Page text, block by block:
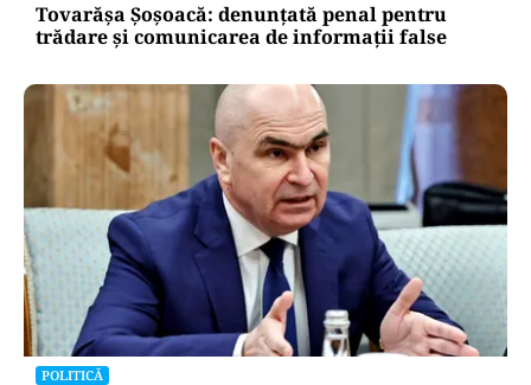
Tovarășa Șoșoacă: denunțată penal pentru
trădare și comunicarea de informații false
POLITICĂ